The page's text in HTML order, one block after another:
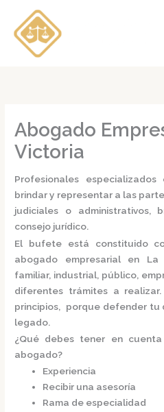
contenido
Abogado
Victoria
Profesionales
brindar y representar a las
judiciales o administrativos,
consejo jurídico.
El bufete está constituido
abogado empresarial en La
familiar, industrial, público,
diferentes trámites a
principios, porque defender tu
legado.
¿Qué debes tener en
abogado?
Experiencia
Recibir una asesoría
Rama de especialidad